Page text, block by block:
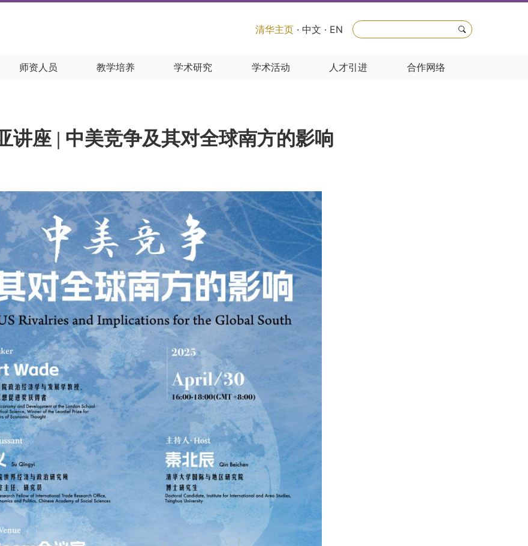
师资人员 教学培养 学术研究 学术活动 人才引进 合作网络
清华主页 · 中文 · EN
讲座 | 中美竞争及其对全球南方的影响